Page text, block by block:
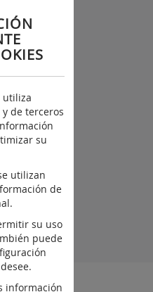
utiliza
de terceros
su
utilizan
de
su uso
puede
información